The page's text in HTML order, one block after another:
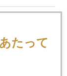
たって